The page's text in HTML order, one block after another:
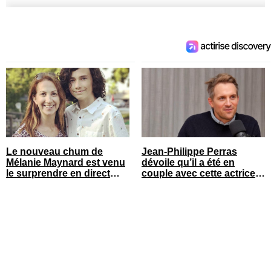
Le nouveau chum de
Mélanie Maynard est venu
le surprendre en direct
Jean-Philippe Perras
dévoile qu’il a été en
couple avec cette actrice